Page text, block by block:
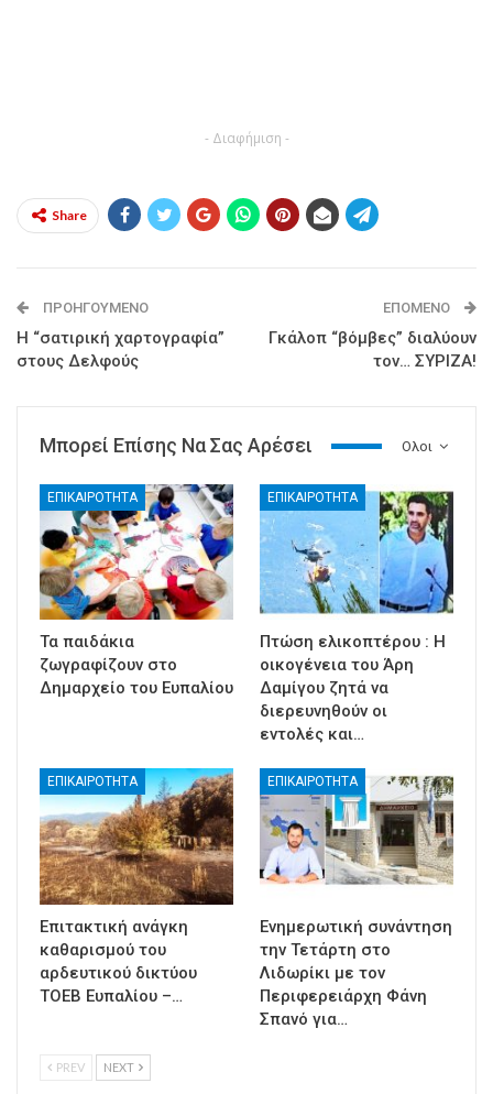
- Διαφήμιση -
Share
ΠΡΟΗΓΟΎΜΕΝΟ
Η “σατιρική χαρτογραφία”
στους Δελφούς
ΕΠΌΜΕΝΟ
Γκάλοπ “βόμβες” διαλύουν
τον… ΣΥΡΙΖΑ!
Ολοι
Μπορεί Επίσης Να Σας Αρέσει
ΕΠΙΚΑΙΡΟΤΗΤΑ
Τα παιδάκια
ζωγραφίζουν στο
Δημαρχείο του Ευπαλίου
ΕΠΙΚΑΙΡΟΤΗΤΑ
Πτώση ελικοπτέρου : Η
οικογένεια του Άρη
Δαμίγου ζητά να
διερευνηθούν οι
εντολές και…
ΕΠΙΚΑΙΡΟΤΗΤΑ
Επιτακτική ανάγκη
καθαρισμού του
αρδευτικού δικτύου
ΤΟΕΒ Ευπαλίου –…
ΕΠΙΚΑΙΡΟΤΗΤΑ
Ενημερωτική συνάντηση
την Τετάρτη στο
Λιδωρίκι με τον
Περιφερειάρχη Φάνη
Σπανό για…
PREV NEXT